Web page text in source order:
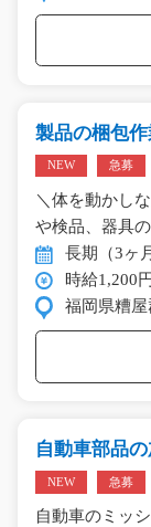
製品の梱包
NEW 急募
＼体を動かし
や検品、器具
長期（3ヶ
時給1,200円
福岡県糟
自動車部品
NEW 急募
自動車のミッ